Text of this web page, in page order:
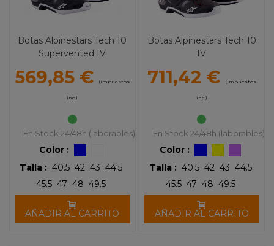
Botas Alpinestars Tech 10
Supervented IV
569,85 € (impuestos
inc.)
En Stock 24/48h (laborables)
Color :
Talla : 40.5 42 43 44.5
45.5 47 48 49.5
AÑADIR AL CARRITO
Botas Alpinestars Tech 10
IV
711,42 € (impuestos
inc.)
En Stock 24/48h (laborables)
Color :
Talla : 40.5 42 43 44.5
45.5 47 48 49.5
AÑADIR AL CARRITO